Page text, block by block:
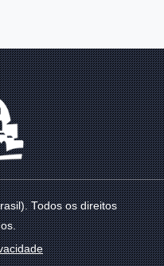
Todos os direitos